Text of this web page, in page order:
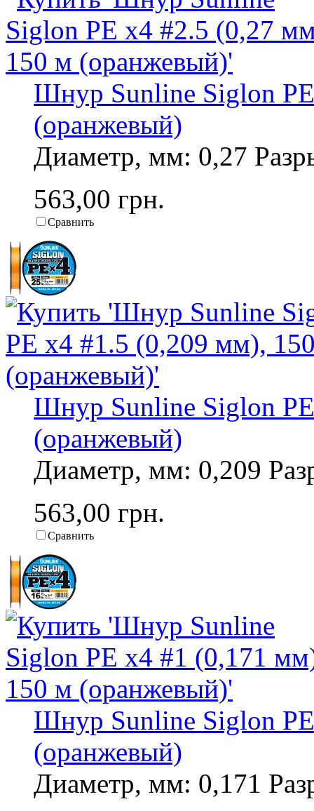
Шнур Sunline Siglon
(оранжевый)
Диаметр, мм: 0,27
563,00 грн.
Сравнить
Шнур Sunline Siglon
(оранжевый)
Диаметр, мм: 0,209
563,00 грн.
Сравнить
Шнур Sunline Siglon
(оранжевый)
Диаметр, мм: 0,171